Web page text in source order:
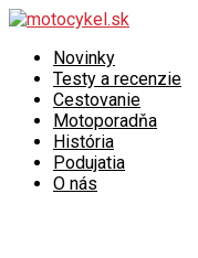
Novinky
Testy a recenzie
Cestovanie
Motoporadňa
História
Podujatia
O nás